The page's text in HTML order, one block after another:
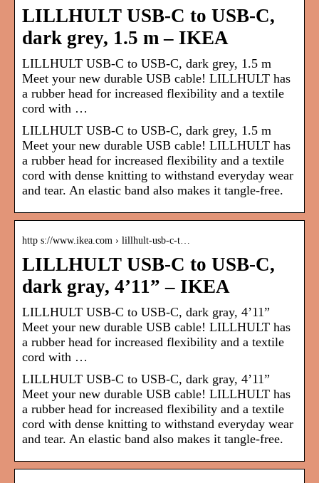
LILLHULT USB-C to USB-C,
dark grey, 1.5 m – IKEA
LILLHULT USB-C to USB-C, dark grey, 1.5 m
Meet your new durable USB cable! LILLHULT has
a rubber head for increased flexibility and a textile
cord with …
LILLHULT USB-C to USB-C, dark grey, 1.5 m
Meet your new durable USB cable! LILLHULT has
a rubber head for increased flexibility and a textile
cord with dense knitting to withstand everyday wear
and tear. An elastic band also makes it tangle-free.
http s://www.ikea.com › lillhult-usb-c-t…
LILLHULT USB-C to USB-C,
dark gray, 4’11” – IKEA
LILLHULT USB-C to USB-C, dark gray, 4’11”
Meet your new durable USB cable! LILLHULT has
a rubber head for increased flexibility and a textile
cord with …
LILLHULT USB-C to USB-C, dark gray, 4’11”
Meet your new durable USB cable! LILLHULT has
a rubber head for increased flexibility and a textile
cord with dense knitting to withstand everyday wear
and tear. An elastic band also makes it tangle-free.